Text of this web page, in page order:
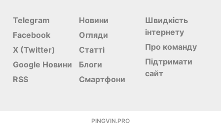
Telegram
Facebook
X (Twitter)
Google Новини
RSS
Новини
Огляди
Статті
Блоги
Смартфони
Швидкість
інтернету
Про команду
Підтримати
сайт
PINGVIN.PRO